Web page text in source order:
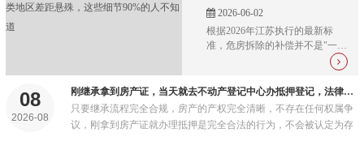
2026-06-02
根据2026年江苏执行的最新标
准，危房拆除的补偿并不是"一刀
切"的数字，而是一套由房屋重置
安置补助、社保费用、搬迁过渡
费、奖励金组成的"组合拳"...
08
2026-08
刚继承拿到房产证，当天就去不动产登记中心办抵押登记，法律上允许吗?
只要继承流程完全合规，房产的产权完全清晰，不存在任何权属争
议，刚拿到房产证就办理抵押是完全合法的行为，不会被认定为存